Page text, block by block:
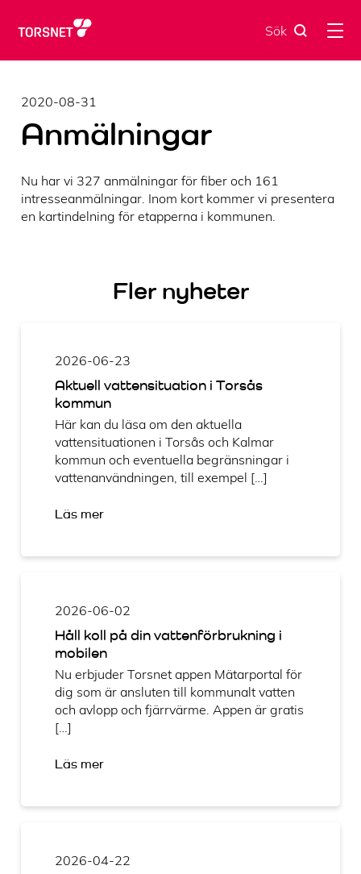
Sök
2020-08-31
Anmälningar
Nu har vi 327 anmälningar för fiber och 161
intresseanmälningar. Inom kort kommer vi presentera
en kartindelning för etapperna i kommunen.
Fler nyheter
2026-06-23
Aktuell vattensituation i Torsås
kommun
Här kan du läsa om den aktuella
vattensituationen i Torsås och Kalmar
kommun och eventuella begränsningar i
vattenanvändningen, till exempel […]
Läs mer
2026-06-02
Håll koll på din vattenförbrukning i
mobilen
Nu erbjuder Torsnet appen Mätarportal för
dig som är ansluten till kommunalt vatten
och avlopp och fjärrvärme. Appen är gratis
[…]
Läs mer
2026-04-22